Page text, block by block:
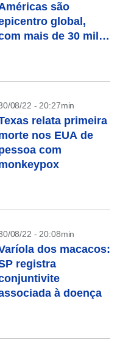
são
global,
mais de 30 mil
08/22 - 20:27min
relata primeira
nos EUA de
com
08/22 - 20:08min
dos macacos:
registra
à doença